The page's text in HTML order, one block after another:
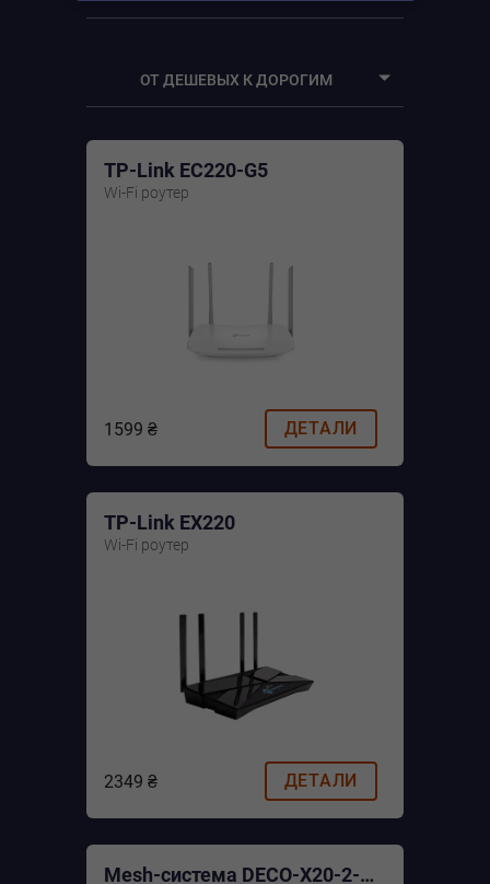
WI-FI РОУТЕРЫ
ОТ ДЕШЕВЫХ К ДОРОГИМ
От дорогих к дешевым
TP-Link EC220-G5
Wi-Fi роутер
1599 ₴ ДЕТАЛИ
TP-Link EX220
Wi-Fi роутер
2349 ₴ ДЕТАЛИ
Mesh-система DECO-X20-2-PACK